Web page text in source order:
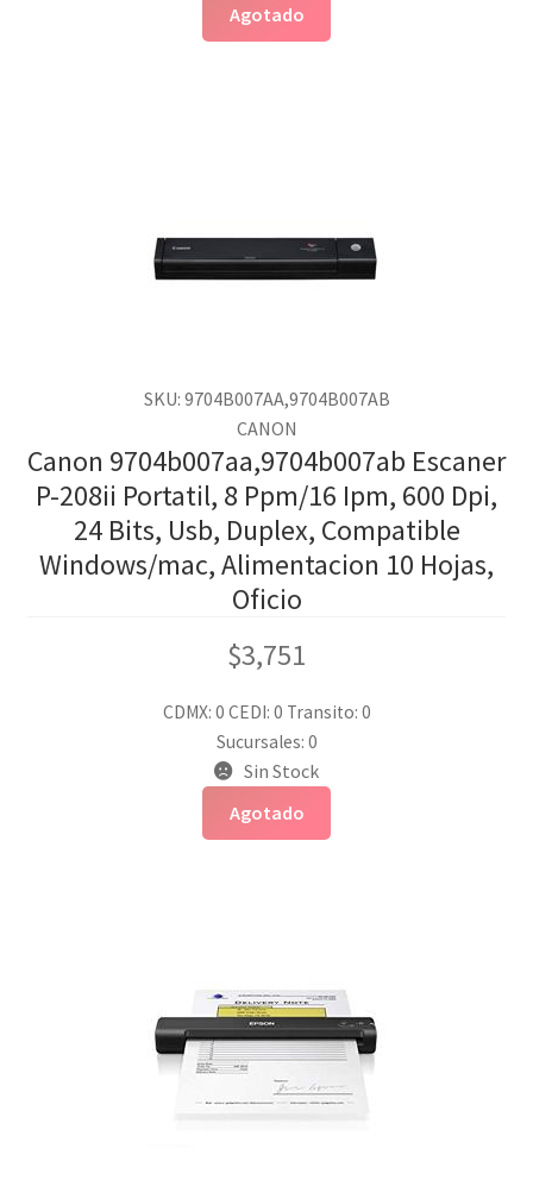
Agotado
SKU: 9704B007AA,9704B007AB
CANON
Canon 9704b007aa,9704b007ab Escaner
P-208ii Portatil, 8 Ppm/16 Ipm, 600 Dpi,
24 Bits, Usb, Duplex, Compatible
Windows/mac, Alimentacion 10 Hojas,
Oficio
$3,751
CDMX: 0 CEDI: 0 Transito: 0
Sucursales: 0
Sin Stock
Agotado